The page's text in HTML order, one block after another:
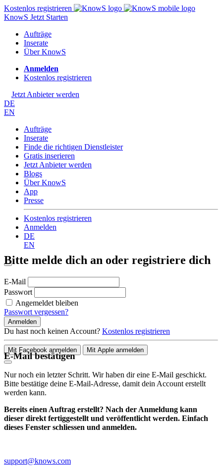
Kostenlos registrieren
KnowS Jetzt Starten
Aufträge
Inserate
Über KnowS
Anmelden
Kostenlos registrieren
Jetzt Anbieter werden
DE
EN
Aufträge
Inserate
Finde die richtigen Dienstleister
Gratis inserieren
Jetzt Anbieter werden
Blogs
Über KnowS
App
Presse
Kostenlos registrieren
Anmelden
DE
EN
Bitte melde dich an oder registriere dich
E-Mail
Passwort
Angemeldet bleiben
Passwort vergessen?
Anmelden
Du hast noch keinen Account? Kostenlos registrieren
Mit Facebook anmelden Mit Apple anmelden
E-Mail bestätigen
Nur noch ein letzter Schritt. Wir haben dir eine E-Mail geschickt.
Bitte bestätige deine E-Mail-Adresse, damit dein Account erstellt
werden kann.
Bereits einen Auftrag erstellt? Nach der Anmeldung kann
dieser direkt fertiggestellt und veröffentlicht werden. Einfach
dieses Fenster schliessen und anmelden.
support@knows.com